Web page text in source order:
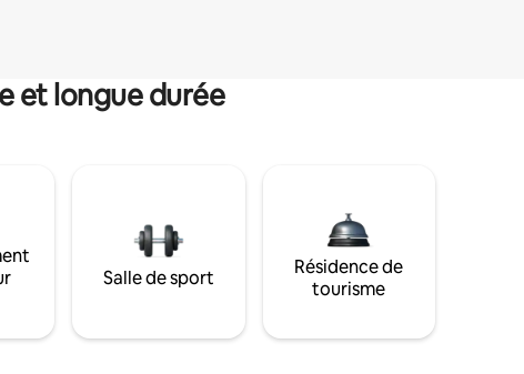
et longue durée
Salle de sport
Résidence de
tourisme